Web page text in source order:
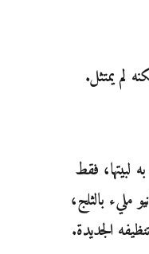
لم يمتثل.
لبيتها، فقط
مليء بالثلج،
الجديدة.